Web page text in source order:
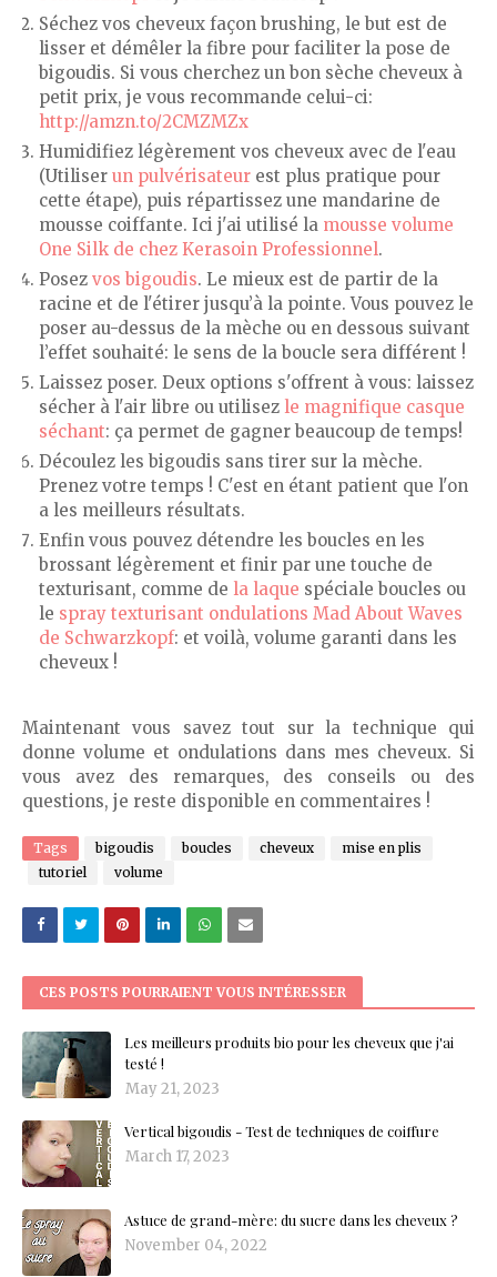
Séchez vos cheveux façon brushing, le but est de
lisser et démêler la fibre pour faciliter la pose de
bigoudis. Si vous cherchez un bon sèche cheveux à
petit prix, je vous recommande celui-ci:
http://amzn.to/2CMZMZx
Humidifiez légèrement vos cheveux avec de l'eau
(Utiliser un pulvérisateur est plus pratique pour
cette étape), puis répartissez une mandarine de
mousse coiffante. Ici j'ai utilisé la mousse volume
One Silk de chez Kerasoin Professionnel.
Posez vos bigoudis. Le mieux est de partir de la
racine et de l'étirer jusqu’à la pointe. Vous pouvez le
poser au-dessus de la mèche ou en dessous suivant
l’effet souhaité: le sens de la boucle sera différent !
Laissez poser. Deux options s'offrent à vous: laissez
sécher à l'air libre ou utilisez le magnifique casque
séchant: ça permet de gagner beaucoup de temps!
Découlez les bigoudis sans tirer sur la mèche.
Prenez votre temps ! C'est en étant patient que l'on
a les meilleurs résultats.
Enfin vous pouvez détendre les boucles en les
brossant légèrement et finir par une touche de
texturisant, comme de la laque spéciale boucles ou
le spray texturisant ondulations Mad About Waves
de Schwarzkopf: et voilà, volume garanti dans les
cheveux !
Maintenant vous savez tout sur la technique qui
donne volume et ondulations dans mes cheveux. Si
vous avez des remarques, des conseils ou des
questions, je reste disponible en commentaires !
Tags bigoudis boucles cheveux
mise en plis
tutoriel
volume
CES POSTS POURRAIENT VOUS INTÉRESSER
Les meilleurs produits bio pour les cheveux que j'ai
testé !
May 21, 2023
Vertical bigoudis - Test de techniques de coiffure
March 17, 2023
Astuce de grand-mère: du sucre dans les cheveux ?
November 04, 2022